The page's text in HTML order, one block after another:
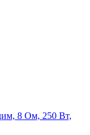
8 Ом, 250 Вт,